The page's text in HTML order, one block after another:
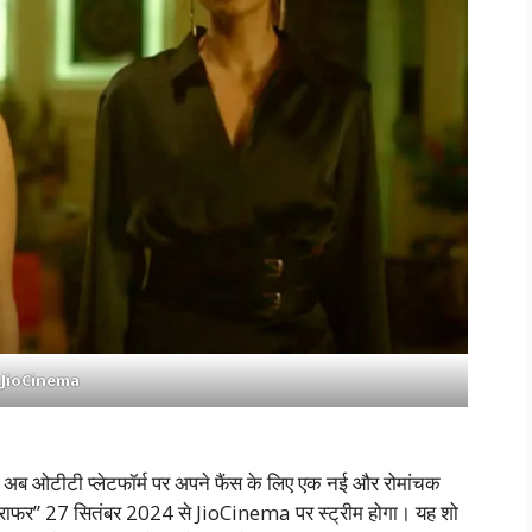
JioCinema
अब ओटीटी प्लेटफॉर्म पर अपने फैंस के लिए एक नई और रोमांचक
27 सितंबर 2024 से JioCinema पर स्ट्रीम होगा। यह शो